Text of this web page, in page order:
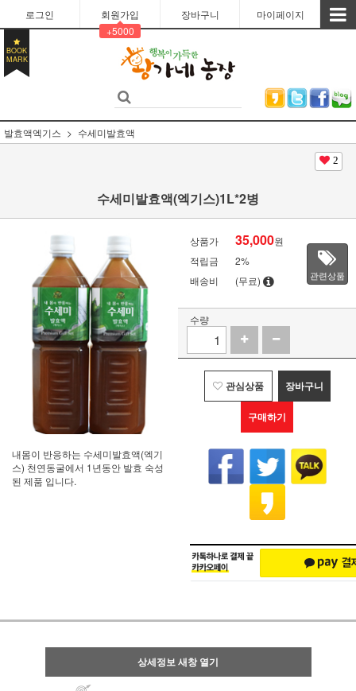
로그인
회원가입
+5000
장바구니 마이페이지
BOOK
MARK
발효액엑기스 수세미발효액
2
수세미발효액(엑기스)1L*2병
내몸이 반응하는 수세미발효액(엑기
스) 천연동굴에서 1년동안 발효 숙성
된 제품 입니다.
상품가 35,000원
적립금
2%
배송비
(무료) 관련상품
수량
관심상품 장바구니
구매하기
상세정보 새창 열기